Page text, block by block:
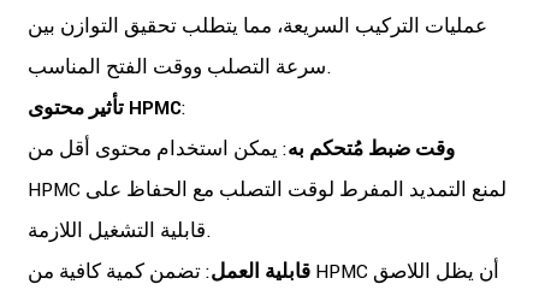
عمليات التركيب السريعة، مما يتطلب تحقيق التوازن بين
سرعة التصلب ووقت الفتح المناسب.
تأثير محتوى HPMC:
وقت ضبط مُتحكم به: يمكن استخدام محتوى أقل من
HPMC لمنع التمديد المفرط لوقت التصلب مع الحفاظ على
قابلية التشغيل اللازمة.
قابلية العمل: تضمن كمية كافية من HPMC أن يظل اللاصق